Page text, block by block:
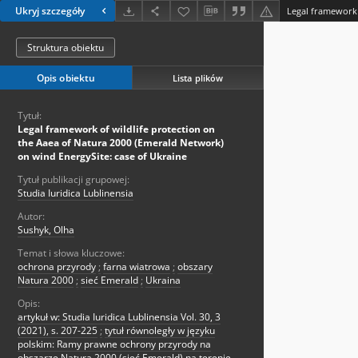
Ukryj szczegóły
Struktura obiektu
Opis obiektu Lista plików
Tytuł:
Legal framework of wildlife protection on
the Aaea of Natura 2000 (Emerald Network)
on wind EnergySite: case of Ukraine
Tytuł publikacji grupowej:
Studia Iuridica Lublinensia
Autor:
Sushyk, Olha
Temat i słowa kluczowe:
ochrona przyrody ; farna wiatrowa ; obszary
Natura 2000 ; sieć Emerald ; Ukraina
Opis:
artykuł w: Studia Iuridica Lublinensia Vol. 30, 3
(2021), s. 207-225 ; tytuł równoległy w języku
polskim: Ramy prawne ochrony przyrody na